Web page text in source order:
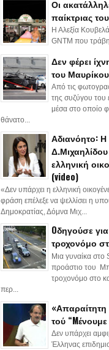
Οι
παίκτριας
Η Αλεξία
GNTM που
Δεν φέρει
του Μαυρίκου
Από τις
της συζύγου του
μέσα στο οποίο
θάνατο...
Αδιανόητο: Η
ελληνική
(video)
«Δεν υπάρχει η ελληνική
φράση επέλεξε να ψελλίσει η
Δημοκρατίας, Δόμνα Μιχ...
Oδηγούσε
τροχονόμο
Μια γυναίκα στο
προάστιο του
τροχονόμο στο
περ...
«Απαραίτητη
τού
Δεν υπάρχει
Έλληνας